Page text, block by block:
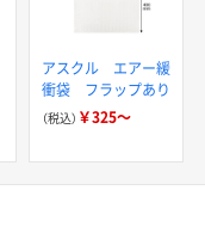
アスクル エアー緩
衝袋 フラップあり
（税込） ￥325～